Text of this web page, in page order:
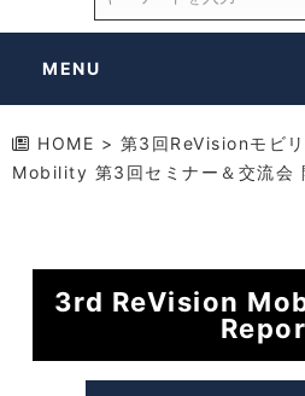
MENU
HOME > 第3回ReVisionモビ
Mobility 第3回セミナー＆交流会
3rd ReVision